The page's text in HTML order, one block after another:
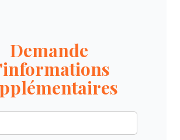
Demande